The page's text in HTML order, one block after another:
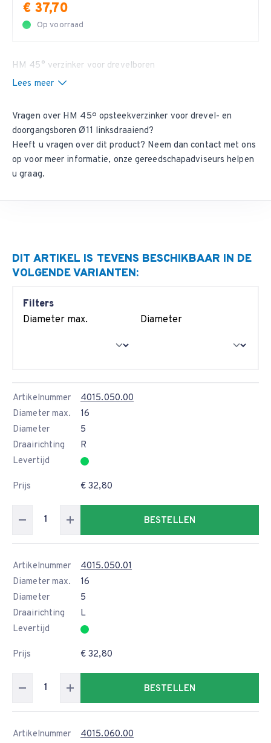
€ 37,70
Op voorraad
HM 45° verzinker voor drevelboren
Lees meer
Vragen over HM 45º opsteekverzinker voor drevel- en
doorgangsboren Ø11 linksdraaiend?
Heeft u vragen over dit product? Neem dancontact met ons
op voor meer informatie, onze gereedschapadviseurs helpen
u graag.
DIT ARTIKEL IS TEVENS BESCHIKBAAR IN DE
VOLGENDE VARIANTEN:
Filters
Diameter max.
Diameter
Artikelnummer
4015.050.00
Diameter max.
16
Diameter
5
Draairichting
R
Levertijd
Prijs € 32,80
BESTELLEN
Artikelnummer
4015.050.01
Diameter max.
16
Diameter
5
Draairichting
L
Levertijd
Prijs € 32,80
BESTELLEN
Artikelnummer
4015.060.00